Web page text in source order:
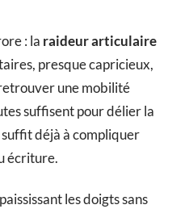
: la raideur articulaire
presque capricieux,
une mobilité
suffisent pour délier la
déjà à compliquer
écriture.
les doigts sans